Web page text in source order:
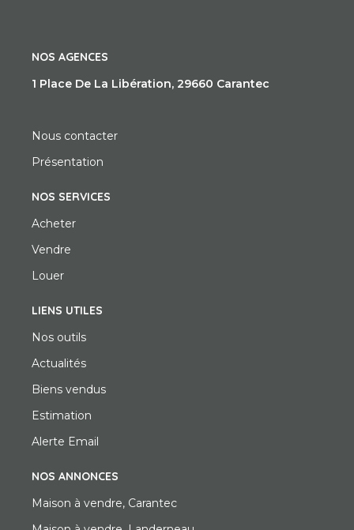
NOS AGENCES
1 Place De La Libération, 29660 Carantec
Nous contacter
Présentation
NOS SERVICES
Acheter
Vendre
Louer
LIENS UTILES
Nos outils
Actualités
Biens vendus
Estimation
Alerte Email
NOS ANNONCES
Maison à vendre, Carantec